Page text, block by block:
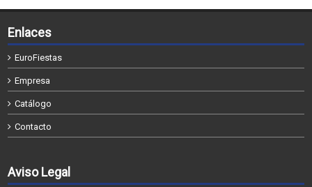
Enlaces
EuroFiestas
Empresa
Catálogo
Contacto
Aviso Legal